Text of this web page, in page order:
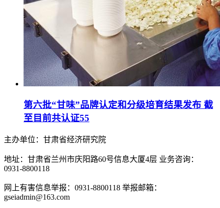
第六批“甘味”品牌认定和分级培育结果发布 截
至目前共认证55
主办单位：甘肃省经济研究院
地址：甘肃省兰州市庆阳路60号信息大厦4层 业务咨询：
0931-8800118
网上有害信息举报：0931-8800118 举报邮箱：
gseiadmin@163.com